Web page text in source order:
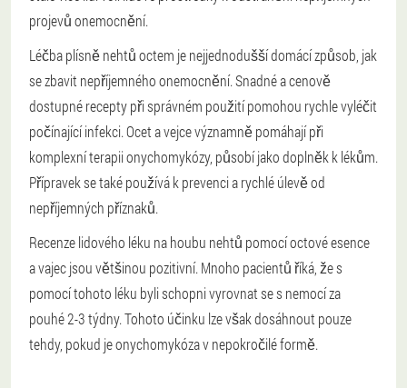
projevů onemocnění.
Léčba plísně nehtů octem je nejjednodušší domácí způsob, jak
se zbavit nepříjemného onemocnění. Snadné a cenově
dostupné recepty při správném použití pomohou rychle vyléčit
počínající infekci. Ocet a vejce významně pomáhají při
komplexní terapii onychomykózy, působí jako doplněk k lékům.
Přípravek se také používá k prevenci a rychlé úlevě od
nepříjemných příznaků.
Recenze lidového léku na houbu nehtů pomocí octové esence
a vajec jsou většinou pozitivní. Mnoho pacientů říká, že s
pomocí tohoto léku byli schopni vyrovnat se s nemocí za
pouhé 2-3 týdny. Tohoto účinku lze však dosáhnout pouze
tehdy, pokud je onychomykóza v nepokročilé formě.